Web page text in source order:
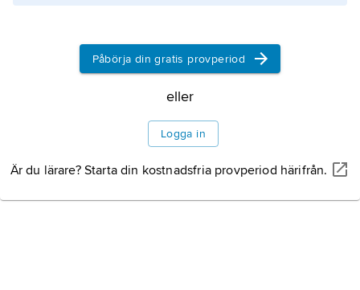
Påbörja din gratis provperiod
eller
Logga in
Är du lärare? Starta din kostnadsfria provperiod härifrån.